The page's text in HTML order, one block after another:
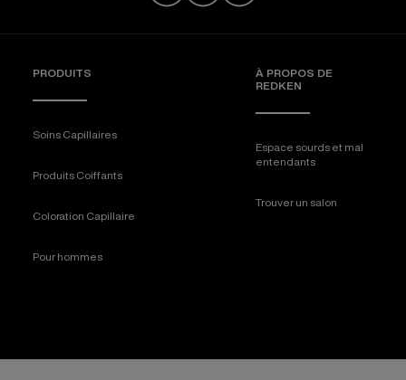
PRODUITS
Soins Capillaires
Produits Coiffants
Coloration Capillaire
Pour hommes
À PROPOS DE
REDKEN
Espace sourds et mal
entendants
Trouver un salon